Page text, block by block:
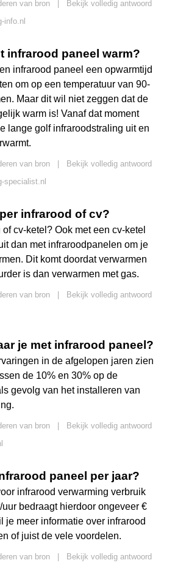
van bron
Bekijk volledig antwoord
info.nl
infrarood paneel warm?
infrarood paneel een opwarmtijd
om op een temperatuur van 90-
Maar dit wil niet zeggen dat de
warm is! Vanaf dat moment
lange golf infraroodstraling uit en
van bron
Bekijk volledig antwoord
specialist.nl
infrarood of cv?
of cv-ketel? Ook met een cv-ketel
dan met infraroodpanelen om je
Dit komt doordat verwarmen
is dan verwarmen met gas.
van bron
Bekijk volledig antwoord
je met infrarood paneel?
in de afgelopen jaren zien
de 10% en 30% op de
gevolg van het installeren van
van bron
Bekijk volledig antwoord
paneel per jaar?
infrarood verwarming verbruik
bedraagt hierdoor ongeveer €
je meer informatie over infrarood
of juist de vele voordelen.
van bron
Bekijk volledig antwoord